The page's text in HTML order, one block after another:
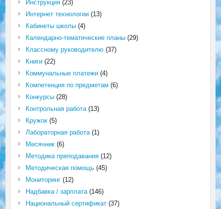
Инструкция(23)
Интернет технологии(13)
Кабинеты школы(4)
Календарно-тематические планы(29)
Классному руководителю(37)
Книги(22)
Коммунальные платежи(4)
Компетенция по предметам (6)
Конкурсы(28)
Контрольная работа(13)
Кружок(5)
Лабораторная работа(1)
Месячник(6)
Методика преподавания(12)
Методическая помощь(45)
Мониторинг(12)
Надбавка / зарплата(146)
Национальный сертификат(37)